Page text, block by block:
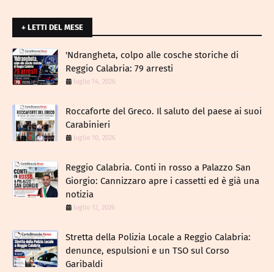
+ LETTI DEL MESE
​'Ndrangheta, colpo alle cosche storiche di
Reggio Calabria: 79 arresti
luglio 14, 2026
Roccaforte del Greco. Il saluto del paese ai suoi
Carabinieri
luglio 10, 2026
Reggio Calabria. Conti in rosso a Palazzo San
Giorgio: Cannizzaro apre i cassetti ed è già una
notizia
luglio 12, 2026
​Stretta della Polizia Locale a Reggio Calabria:
denunce, espulsioni e un TSO sul Corso
Garibaldi